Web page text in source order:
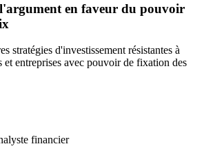
en faveur du pouvoir
stratégies d'investissement résistantes à
entreprises avec pouvoir de fixation des
financier